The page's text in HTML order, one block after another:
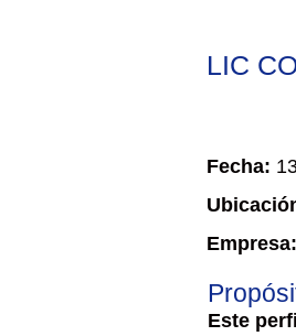
LIC
Fecha:
Empresa:
Este